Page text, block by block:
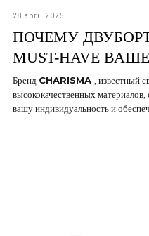
28 april 2025
ПОЧЕМУ
MUST-HAVE
Бренд CHARISMA
, известный
высококачественных
вашу индивидуальность и